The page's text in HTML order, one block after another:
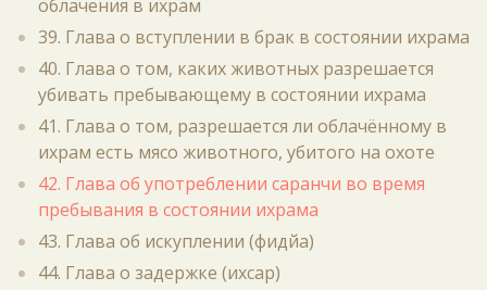
облачения в ихрам
39. Глава о вступлении в брак в состоянии ихрама
40. Глава о том, каких животных разрешается
убивать пребывающему в состоянии ихрама
41. Глава о том, разрешается ли облачённому в
ихрам есть мясо животного, убитого на охоте
42. Глава об употреблении саранчи во время
пребывания в состоянии ихрама
43. Глава об искуплении (фидйа)
44. Глава о задержке (ихсар)